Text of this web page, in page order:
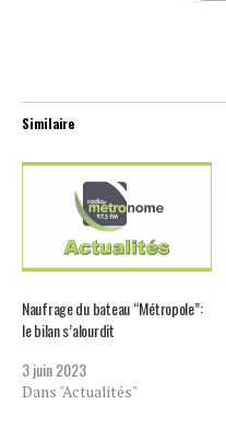
Similaire
Naufrage du bateau “Métropole”:
le bilan s’alourdit
3 juin 2023
Dans "Actualités"